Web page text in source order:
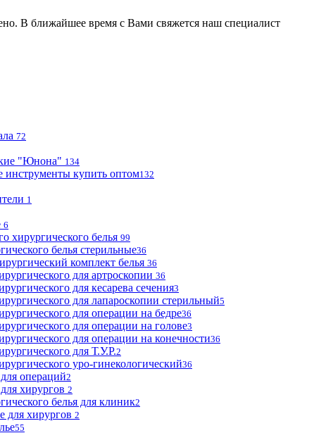
В ближайшее время с Вами свяжется наш специалист
72
"Юнона" 134
инструменты купить оптом132
1
6
хирургического белья 99
белья стерильные36
комплект белья 36
для артроскопии 36
для кесарева сечения3
для лапароскопии стерильный5
для операции на бедре36
для операции на голове3
для операции на конечности36
для Т.У.Р.2
уро-гинекологический36
операций2
хирургов 2
белья для клиник2
для хирургов 2
55